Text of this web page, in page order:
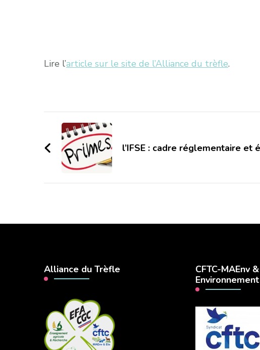
Lire l’article sur le site de l’Alliance du trèfle.
Navigation
d'article
l’IFSE : cadre réglementaire et
Alliance du Trèfle
CFTC-MAEnv
Environnement